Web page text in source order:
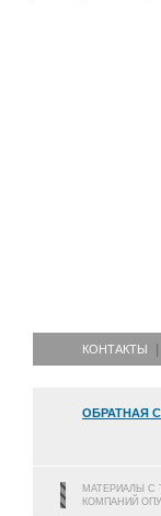
КОНТАКТЫ
ОБРАТНАЯ
МАТЕРИАЛЫ С
КОМПАНИЙ